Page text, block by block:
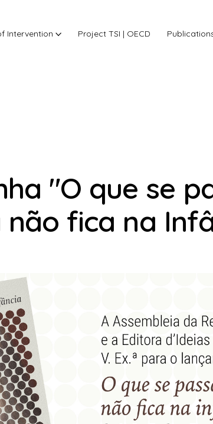
Intervention Project TSI | OECD
"O que se
não fica na